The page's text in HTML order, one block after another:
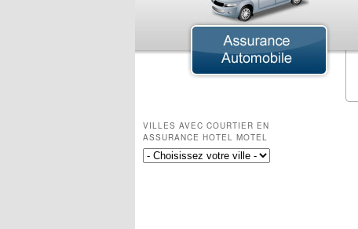
Assurance Agricole
Assurance Agroalimentaire
Assurance Ferme Équestre
Assurance Ferme Laitière
Assurance Ferme Maraîchère
Assurance Ferme Porcine
VILLES AVEC COURTIER EN
ASSURANCE HOTEL MOTEL